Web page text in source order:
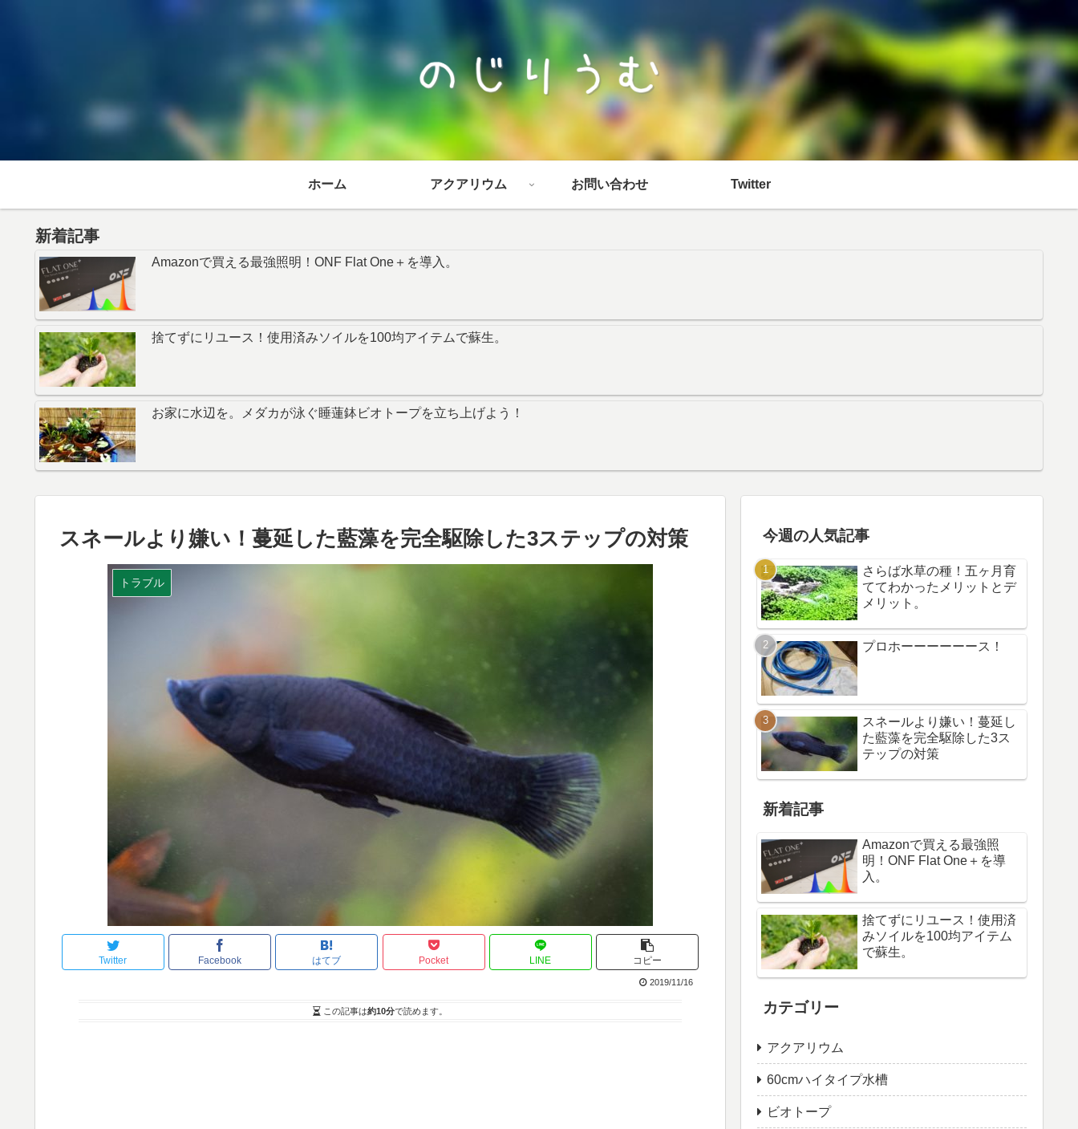
ホーム アクアリウム お問い合わせ Twitter
新着記事
Amazonで買える最強照明！ONF Flat One＋を導入。
捨てずにリユース！使用済みソイルを100均アイテムで蘇生。
お家に水辺を。メダカが泳ぐ睡蓮鉢ビオトープを立ち上げよう！
スネールより嫌い！蔓延した藍藻を完全駆除した3ステップの対策
トラブル
Twitter Facebook はてブ Pocket LINE コピー
2019/11/16
この記事は約10分で読めます。
今週の人気記事
さらば水草の種！五ヶ月育
ててわかったメリットとデ
メリット。
プロホーーーーーース！
スネールより嫌い！蔓延し
た藍藻を完全駆除した3ス
テップの対策
新着記事
Amazonで買える最強照
明！ONF Flat One＋を導
入。
捨てずにリユース！使用済
みソイルを100均アイテム
で蘇生。
カテゴリー
アクアリウム
60cmハイタイプ水槽
ビオトープ